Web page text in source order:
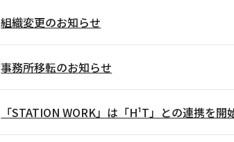
組織変更のお知らせ
事務所移転のお知らせ
「STATION WORK」は「H¹T」との連携を開